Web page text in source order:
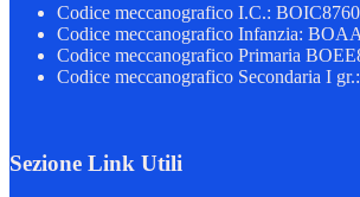
Codice meccanografico I.C.:
Codice meccanografico Infanzia:
Codice meccanografico Primaria
Codice meccanografico Secondaria I
Sezione Link Utili